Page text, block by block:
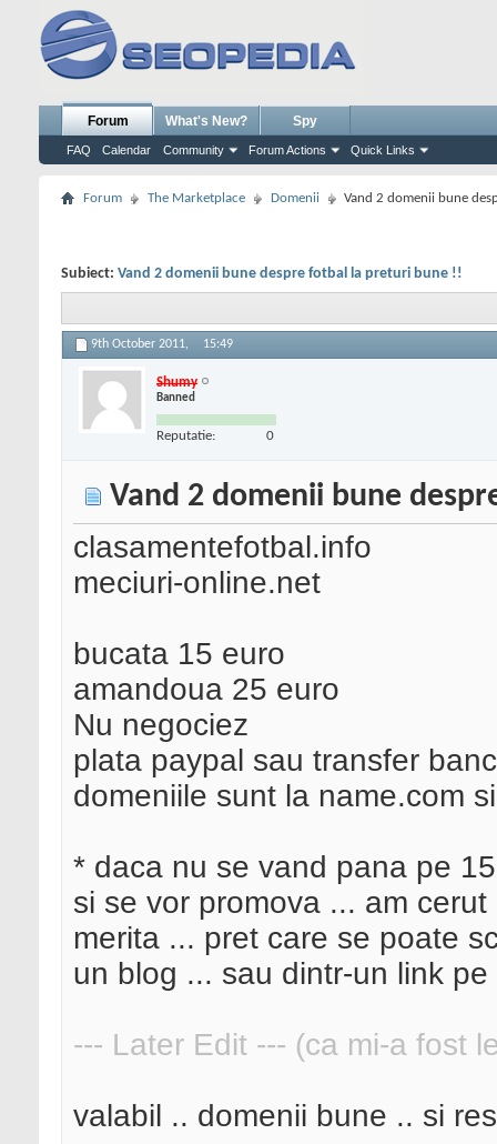
Forum
FAQ Calendar Community Forum Actions Quick Links
What's New? Spy
Forum The Marketplace Domenii Vand 2 domenii bune
Subiect: Vand 2 domenii bune despre fotbal la preturi bune !!
9th October 2011, 15:49
Shumy
Banned
Reputatie: 0
Vand 2 domenii bune
clasamentefotbal.info
meciuri-online.net
bucata 15 euro
amandoua 25 euro
Nu negociez
plata paypal sau transfer
domeniile sunt la name.com
* daca nu se vand pana pe
si se vor promova ... am
merita ... pret care se poate
un blog ... sau dintr-un link
--- Later Edit --- (ca mi-a fost
valabil .. domenii bune .. si